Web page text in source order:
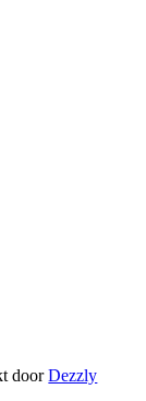
doorDezzly